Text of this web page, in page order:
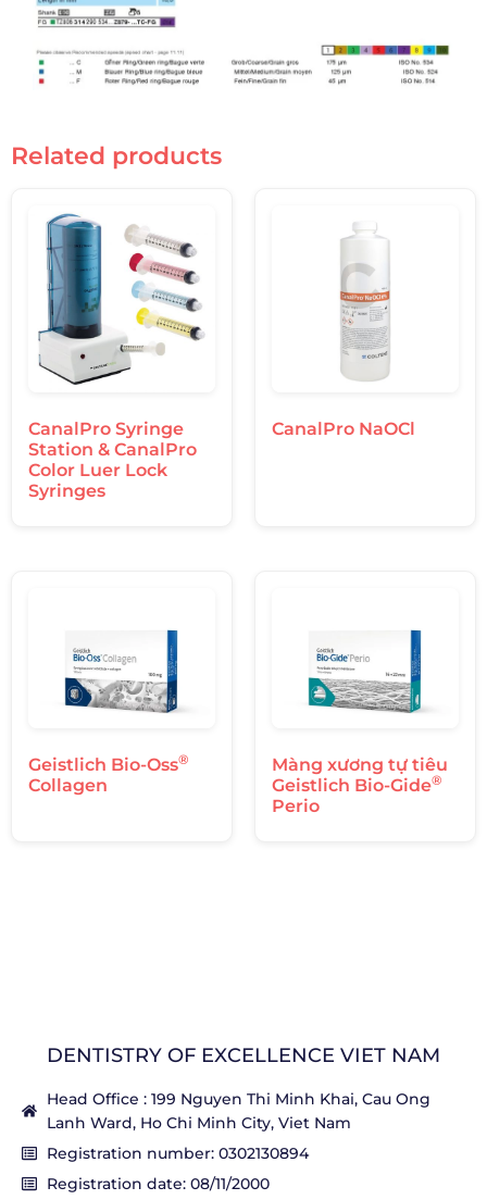
Related products
CanalPro Syringe
Station & CanalPro
Color Luer Lock
Syringes
CanalPro NaOCl
Geistlich Bio-Oss®
Collagen
Màng xương tự tiêu
Geistlich Bio-Gide®
Perio
DENTISTRY OF EXCELLENCE VIET NAM
Head Office : 199 Nguyen Thi Minh Khai, Cau Ong
Lanh Ward, Ho Chi Minh City, Viet Nam
Registration number: 0302130894
Registration date: 08/11/2000